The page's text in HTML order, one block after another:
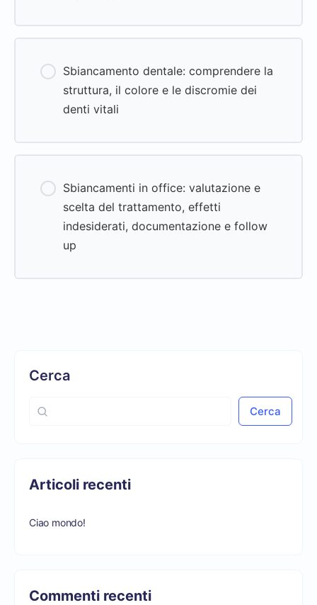
0% Complete 0/0 Steps
Sbiancamento dentale: comprendere la
struttura, il colore e le discromie dei
denti vitali
0% Complete 0/0 Steps
Sbiancamenti in office: valutazione e
scelta del trattamento, effetti
indesiderati, documentazione e follow
up
0% Complete 0/0 Steps
Cerca
Cerca
Articoli recenti
Ciao mondo!
Commenti recenti